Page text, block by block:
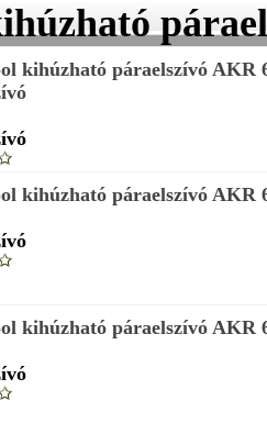
kihúzható páraelszívó AKR
kihúzható páraelszívó AKR
kihúzható páraelszívó AKR